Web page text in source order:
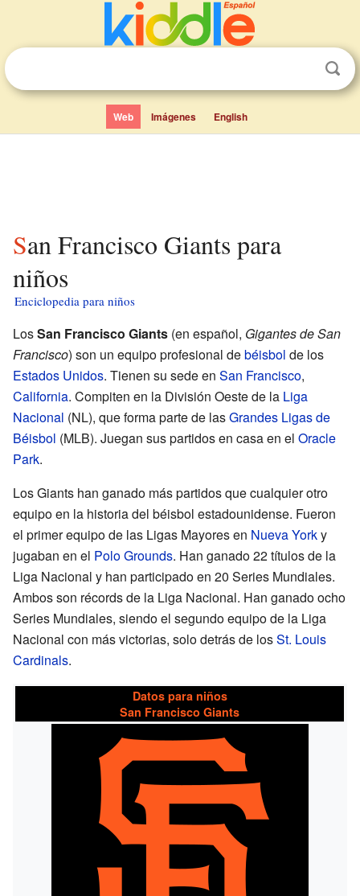
Web Imágenes English
San Francisco Giants para
niños
Enciclopedia para niños
LosSan Francisco Giants (en español, Gigantes de San
Francisco) son un equipo profesional debéisbol de los
Estados Unidos. Tienen su sede en San Francisco,
California. Compiten en la División Oeste de la Liga
Nacional (NL), que forma parte de lasGrandes Ligas de
Béisbol (MLB). Juegan sus partidos en casa en el Oracle
Park.
Los Giants han ganado más partidos que cualquier otro
equipo en la historia del béisbol estadounidense. Fueron
el primer equipo de las Ligas Mayores en Nueva Yorky
jugaban en el Polo Grounds. Han ganado 22 títulos de la
Liga Nacional y han participado en 20 Series Mundiales.
Ambos son récords de la Liga Nacional. Han ganado ocho
Series Mundiales, siendo el segundo equipo de la Liga
Nacional con más victorias, solo detrás de losSt. Louis
Cardinals.
Datos para niños
San Francisco Giants